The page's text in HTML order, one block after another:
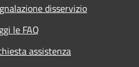
disservizio
le FAQ
assistenza